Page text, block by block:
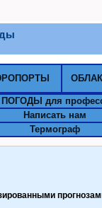
для
Написать нам
Термограф